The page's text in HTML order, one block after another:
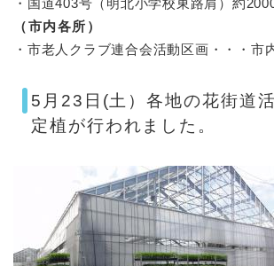
（市内各所）
・市老人クラブ連合会活動区画・・・市
5月23日(土）各地の花街道
定植が行われました。